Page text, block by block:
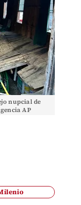
nupcial de
AP